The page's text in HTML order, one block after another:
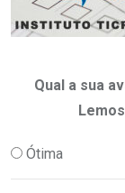
Qual a sua
Ótima